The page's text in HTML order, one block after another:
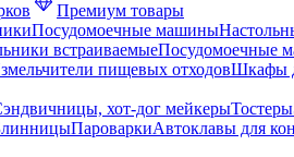
Премиум товары
Посудомоечные машины
встраиваемыеПосудомоечные
пищевых отходовШкафы
хот-дог мейкерыТостеры
ПароваркиАвтоклавы для